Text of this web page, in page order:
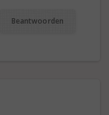
Beantwoorden